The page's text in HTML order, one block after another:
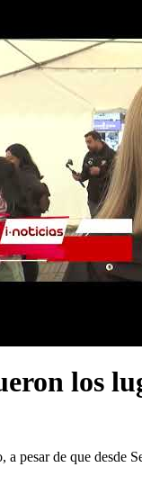
los
pesar de que